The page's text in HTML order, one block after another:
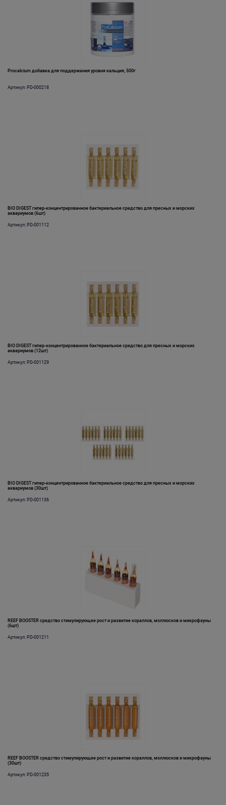
Procalcium добавка для поддержания уровня кальция, 500г
Артикул: PD-000218
BIO DIGEST гипер-концентрированное бактериальное средство для пресных и морских
аквариумов (6шт)
Артикул: PD-001112
BIO DIGEST гипер-концентрированное бактериальное средство для пресных и морских
аквариумов (12шт)
Артикул: PD-001129
BIO DIGEST гипер-концентрированное бактериальное средство для пресных и морских
аквариумов (30шт)
Артикул: PD-001136
REEF BOOSTER средство стимулирующее рост и развитие кораллов, моллюсков и микрофауны
(6шт)
Артикул: PD-001211
REEF BOOSTER средство стимулирующее рост и развитие кораллов, моллюсков и микрофауны
(30шт)
Артикул: PD-001235